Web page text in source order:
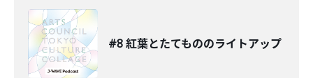
#8 紅葉とたてもののライトアップ